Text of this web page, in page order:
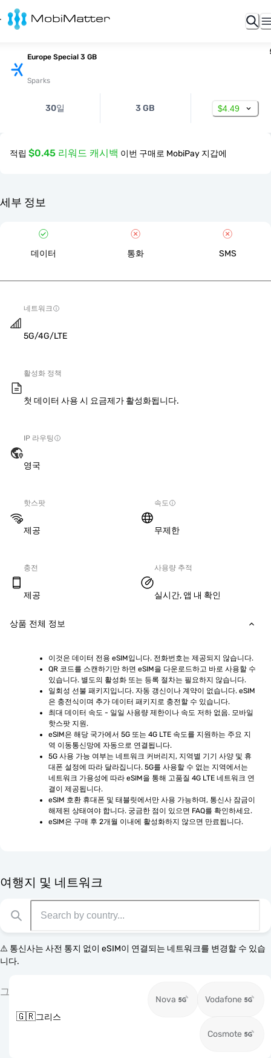
Europe Special 3 GB
Sparks
30일 3 GB $4.49
적립 $0.45 리워드 캐시백 이번 구매로 MobiPay 지갑에
세부 정보
데이터 통화 SMS
네트워크
5G/4G/LTE
활성화 정책
첫 데이터 사용 시 요금제가 활성화됩니다.
IP 라우팅
영국
핫스팟
제공
속도
무제한
충전
제공
사용량 추적
실시간, 앱 내 확인
상품 전체 정보
이것은 데이터 전용 eSIM입니다. 전화번호는 제공되지 않습니다.
QR 코드를 스캔하기만 하면 eSIM을 다운로드하고 바로 사용할 수
있습니다. 별도의 활성화 또는 등록 절차는 필요하지 않습니다.
일회성 선불 패키지입니다. 자동 갱신이나 계약이 없습니다. eSIM
은 충전식이며 추가 데이터 패키지로 충전할 수 있습니다.
최대 데이터 속도 - 일일 사용량 제한이나 속도 저하 없음. 모바일
핫스팟 지원.
eSIM은 해당 국가에서 5G 또는 4G LTE 속도를 지원하는 주요 지
역 이동통신망에 자동으로 연결됩니다.
5G 사용 가능 여부는 네트워크 커버리지, 지역별 기기 사양 및 휴
대폰 설정에 따라 달라집니다. 5G를 사용할 수 없는 지역에서는
네트워크 가용성에 따라 eSIM을 통해 고품질 4G LTE 네트워크 연
결이 제공됩니다.
eSIM 호환 휴대폰 및 태블릿에서만 사용 가능하며, 통신사 잠금이
해제된 상태여야 합니다. 궁금한 점이 있으면 FAQ를 확인하세요.
eSIM은 구매 후 2개월 이내에 활성화하지 않으면 만료됩니다.
여행지 및 네트워크
⚠️ 통신사는 사전 통지 없이 eSIM이 연결되는 네트워크를 변경할 수 있습
니다.
그
🇬🇷그리스
Nova Vodafone
Cosmote